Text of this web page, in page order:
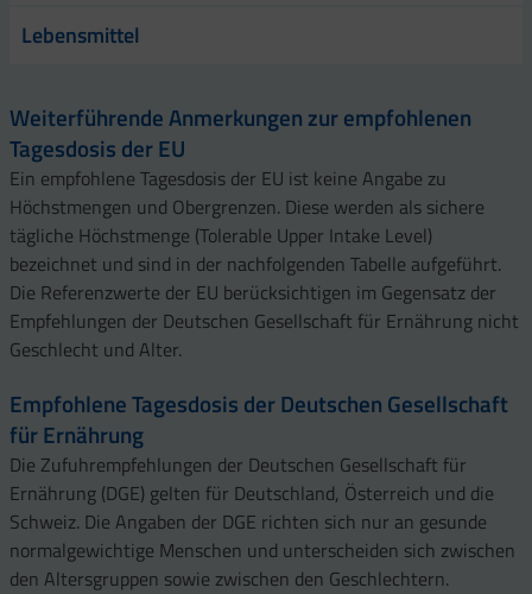
Lebensmittel
Weiterführende Anmerkungen zur empfohlenen
Tagesdosis der EU
Ein empfohlene Tagesdosis der EU ist keine Angabe zu
Höchstmengen und Obergrenzen. Diese werden als sichere
tägliche Höchstmenge (Tolerable Upper Intake Level)
bezeichnet und sind in der nachfolgenden Tabelle aufgeführt.
Die Referenzwerte der EU berücksichtigen im Gegensatz der
Empfehlungen der Deutschen Gesellschaft für Ernährung nicht
Geschlecht und Alter.
Empfohlene Tagesdosis der Deutschen Gesellschaft
für Ernährung
Die Zufuhrempfehlungen der Deutschen Gesellschaft für
Ernährung (DGE) gelten für Deutschland, Österreich und die
Schweiz. Die Angaben der DGE richten sich nur an gesunde
normalgewichtige Menschen und unterscheiden sich zwischen
den Altersgruppen sowie zwischen den Geschlechtern.